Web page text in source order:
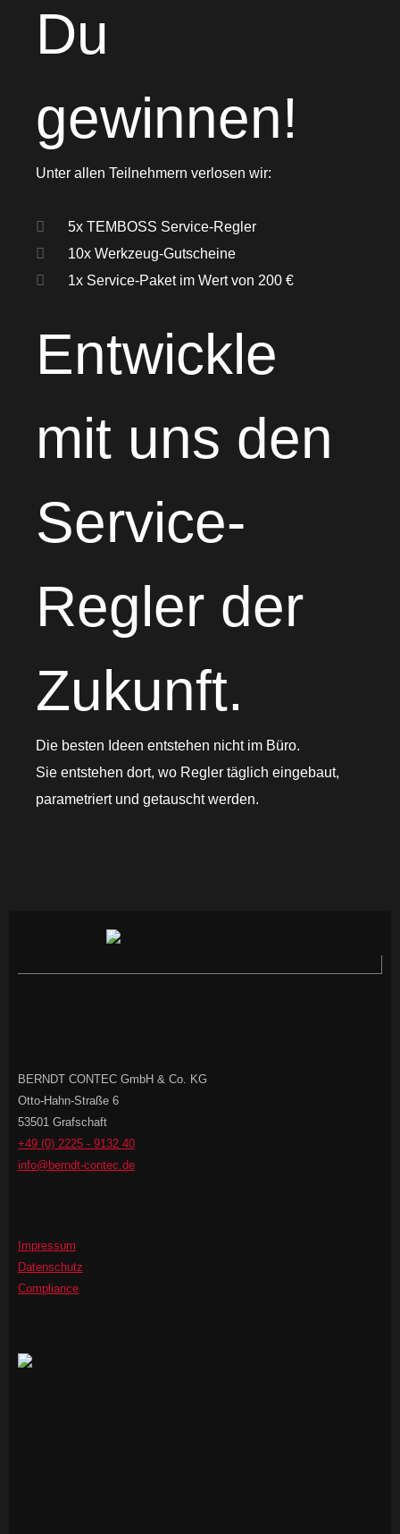
Du
gewinnen!
Unter allen Teilnehmern verlosen wir:
5x TEMBOSS Service-Regler
10x Werkzeug-Gutscheine
1x Service-Paket im Wert von 200 €
Entwickle
mit uns den
Service-
Regler der
Zukunft.
Die besten Ideen entstehen nicht im Büro.
Sie entstehen dort, wo Regler täglich eingebaut,
parametriert und getauscht werden.
BERNDT CONTEC GmbH & Co. KG
Otto-Hahn-Straße 6
53501 Grafschaft
+49 (0) 2225 - 9132 40
info@berndt-contec.de
Impressum
Datenschutz
Compliance